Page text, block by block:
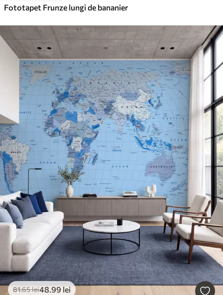
Fototapet Frunze lungi de bananier
81.65lei48.99 lei